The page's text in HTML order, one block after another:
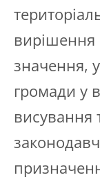
вирішення
значення,
громади у
висування